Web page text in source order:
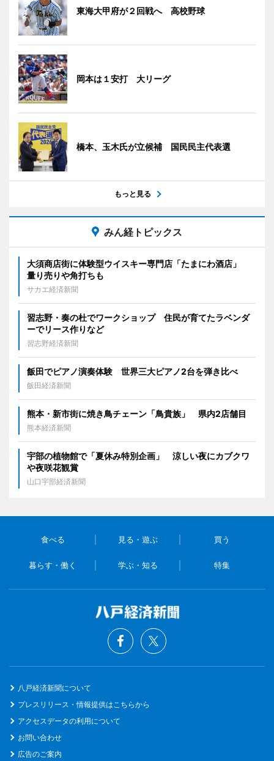
東海大甲府が２回戦へ 高校野球
岡本は１安打 大リーグ
橋本、玉木氏が立候補 国民民主代表選
もっと見る
みん経トピックス
大須商店街に体験型ウイスキー専門店「たまにわ酒店」
量り売りや角打ちも
サカエ経済新聞
習志野・奏の杜でワークショップ 住民が育てたラベンダ
ーでリース作りなど
習志野経済新聞
飯田でピアノ演奏体験 世界三大ピアノ2台を弾き比べ
飯田経済新聞
熊本・新市街に焼き鳥チェーン「鳥貴族」 県内2店舗目
熊本経済新聞
宇部の植物館で「夏休み特別企画」 涼しい夜にカブクワ
や夜咲花観賞
山口宇部経済新聞
食べる 見る・遊ぶ 買う
暮らす・働く 学ぶ・知る 特集
八戸経済新聞について
プレスリリース・情報提供はこちらから
アクセスデータの利用について
お問い合わせ
広告のご案内